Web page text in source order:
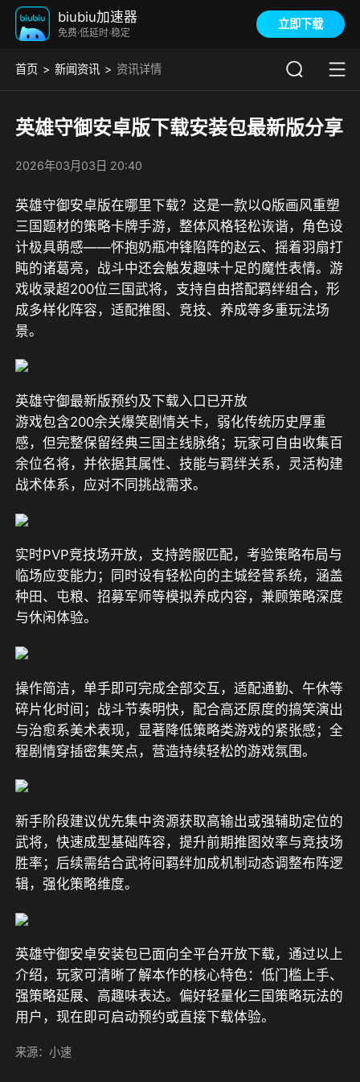
biubiu加速器
免费·低延时·稳定
立即下载
首页 新闻资讯 资讯详情
英雄守御安卓版下载安装包最新版分享
2026年03月03日 20:40
英雄守御安卓版在哪里下载？这是一款以Q版画风重塑
三国题材的策略卡牌手游，整体风格轻松诙谐，角色设
计极具萌感——怀抱奶瓶冲锋陷阵的赵云、摇着羽扇打
盹的诸葛亮，战斗中还会触发趣味十足的魔性表情。游
戏收录超200位三国武将，支持自由搭配羁绊组合，形
成多样化阵容，适配推图、竞技、养成等多重玩法场
景。
英雄守御最新版预约及下载入口已开放
游戏包含200余关爆笑剧情关卡，弱化传统历史厚重
感，但完整保留经典三国主线脉络；玩家可自由收集百
余位名将，并依据其属性、技能与羁绊关系，灵活构建
战术体系，应对不同挑战需求。
实时PVP竞技场开放，支持跨服匹配，考验策略布局与
临场应变能力；同时设有轻松向的主城经营系统，涵盖
种田、屯粮、招募军师等模拟养成内容，兼顾策略深度
与休闲体验。
操作简洁，单手即可完成全部交互，适配通勤、午休等
碎片化时间；战斗节奏明快，配合高还原度的搞笑演出
与治愈系美术表现，显著降低策略类游戏的紧张感；全
程剧情穿插密集笑点，营造持续轻松的游戏氛围。
新手阶段建议优先集中资源获取高输出或强辅助定位的
武将，快速成型基础阵容，提升前期推图效率与竞技场
胜率；后续需结合武将间羁绊加成机制动态调整布阵逻
辑，强化策略维度。
英雄守御安卓安装包已面向全平台开放下载，通过以上
介绍，玩家可清晰了解本作的核心特色：低门槛上手、
强策略延展、高趣味表达。偏好轻量化三国策略玩法的
用户，现在即可启动预约或直接下载体验。
来源：小速